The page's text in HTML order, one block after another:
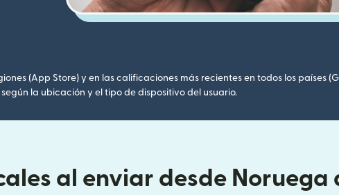
(App Store) y en las calificaciones más recientes en todos los países
la ubicación y el tipo de dispositivo del usuario.
al enviar desde Noruega